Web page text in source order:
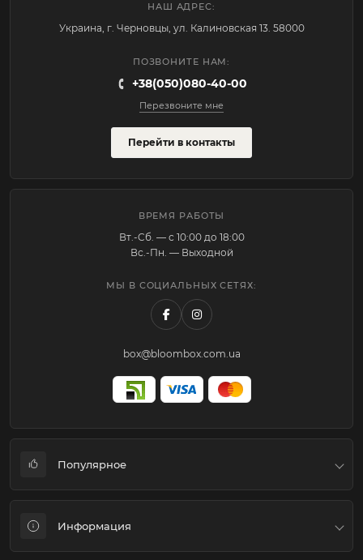
НАШ АДРЕС:
Украина, г. Черновцы, ул. Калиновская 13. 58000
ПОЗВОНИТЕ НАМ:
+38(050)080-40-00
Перезвоните мне
Перейти в контакты
ВРЕМЯ РАБОТЫ
Вт.-Cб. — с 10:00 до 18:00
Вс.-Пн. — Выходной
МЫ В СОЦИАЛЬНЫХ СЕТЯХ:
box@bloombox.com.ua
Популярное
Информация